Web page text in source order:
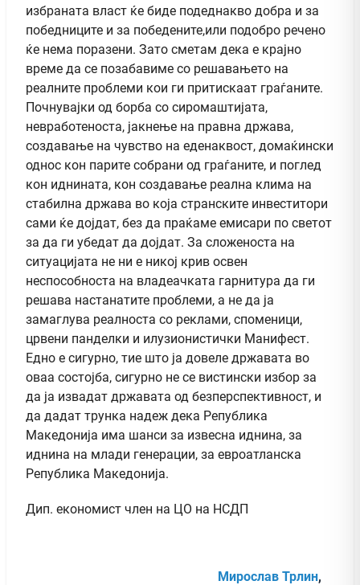
избраната власт ќе биде подеднакво добра и за
победниците и за победените,или подобро речено
ќе нема поразени. Зато сметам дека е крајно
време да се позабавиме со решавањето на
реалните проблеми кои ги притискаат граѓаните.
Почнувајки од борба со сиромаштијата,
невработеноста, јакнење на правна држава,
создавање на чувство на еденаквост, домаќински
однос кон парите собрани од граѓаните, и поглед
кон иднината, кон создавање реална клима на
стабилна држава во која странските инвеститори
сами ќе дојдат, без да праќаме емисари по светот
за да ги убедат да дојдат. За сложеноста на
ситуацијата не ни е никој крив освен
неспособноста на владеачката гарнитура да ги
решава настанатите проблеми, а не да ја
замаглува реалноста со реклами, споменици,
црвени панделки и илузионистички Манифест.
Едно е сигурно, тие што ја довеле државата во
оваа состојба, сигурно не се вистински избор за
да ја извадат државата од безперспективност, и
да дадат трунка надеж дека Република
Македонија има шанси за извесна иднина, за
иднина на млади генерации, за евроатланска
Република Македонија.
Дип. економист член на ЦО на НСДП
Мирослав Трлин,